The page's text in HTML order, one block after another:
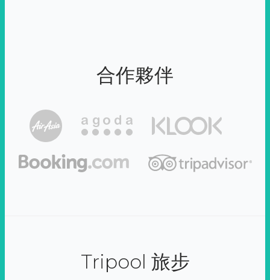
合作夥伴
Tripool 旅步